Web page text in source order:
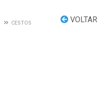
VOLTAR
CESTOS